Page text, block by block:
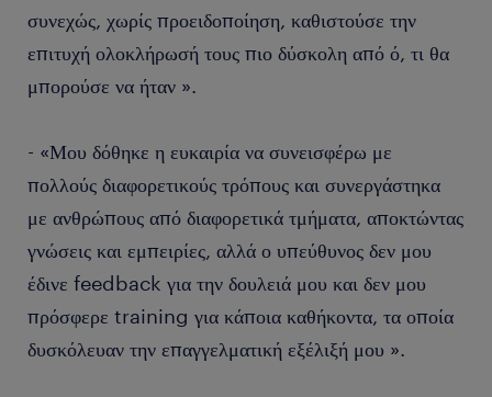
συνεχώς, χωρίς προειδοποίηση, καθιστούσε την
επιτυχή ολοκλήρωσή τους πιο δύσκολη από ό, τι θα
μπορούσε να ήταν ».
- «Μου δόθηκε η ευκαιρία να συνεισφέρω με
πολλούς διαφορετικούς τρόπους και συνεργάστηκα
με ανθρώπους από διαφορετικά τμήματα, αποκτώντας
γνώσεις και εμπειρίες, αλλά ο υπεύθυνος δεν μου
έδινε feedback για την δουλειά μου και δεν μου
πρόσφερε training για κάποια καθήκοντα, τα οποία
δυσκόλευαν την επαγγελματική εξέλιξή μου ».